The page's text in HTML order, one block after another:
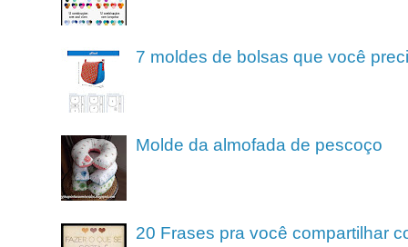
7 moldes de bolsas que você
Molde da almofada de pescoço
20 Frases pra você compartilhar